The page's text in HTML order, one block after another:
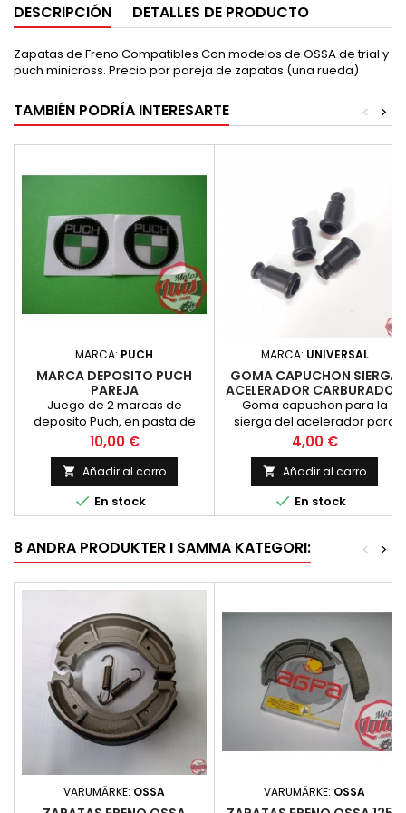
DESCRIPCIÓN DETALLES DE PRODUCTO
Zapatas de Freno Compatibles Con modelos de OSSA de trial y
puch minicross. Precio por pareja de zapatas (una rueda)
TAMBIÉN PODRÍA INTERESARTE >
<
MARCA: PUCH
MARCA DEPOSITO PUCH
PAREJA
Juego de 2 marcas de
deposito Puch, en pasta de
resina flexible, diametro 56
milimetros.
Precio
10,00 €
 Añadir al carro
 En stock
MARCA: UNIVERSAL
GOMA CAPUCHON SIERGA
ACELERADOR CARBURADOR
Goma capuchon para la
sierga del acelerador para
tapar el tensor. NUEVA
Precio
4,00 €
 Añadir al carro
 En stock
8 ANDRA PRODUKTER I SAMMA KATEGORI: >
<
VARUMÄRKE: OSSA VARUMÄRKE: OSSA